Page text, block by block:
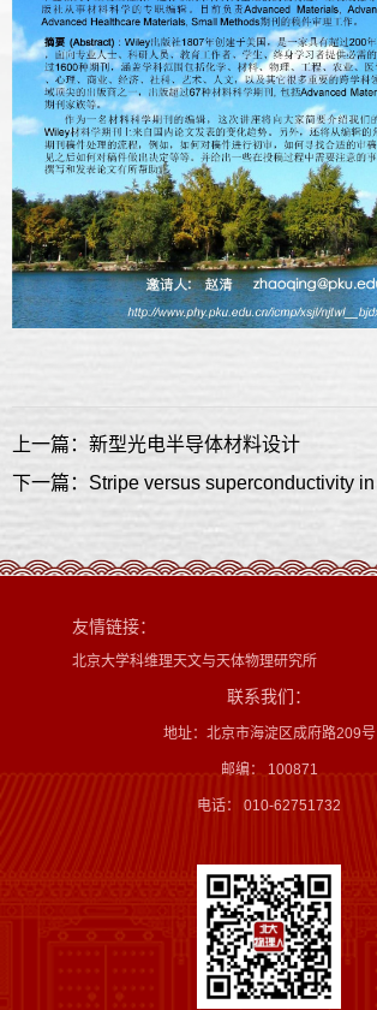
上一篇：新型光电半导体材料设计
友情链接：
北京大学科维理天文与天体物理研究所
联系我们：
地址：北京市海淀区成府路209号
邮编： 100871
电话： 010-62751732